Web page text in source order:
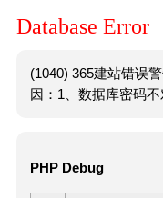
Database Error
(1040) 365建站错误
因：1、数据库密码不
PHP Debug